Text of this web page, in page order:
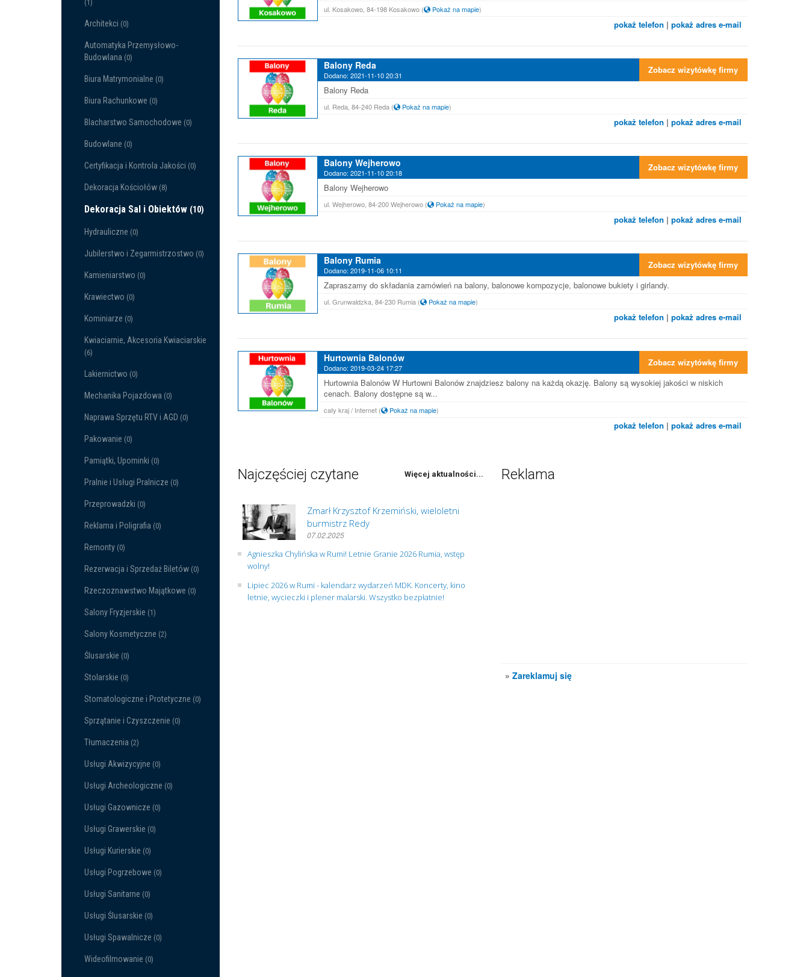
(1)
Architekci (0)
Automatyka Przemysłowo-
Budowlana (0)
Biura Matrymonialne (0)
Biura Rachunkowe (0)
Blacharstwo Samochodowe (0)
Budowlane (0)
Certyfikacja i Kontrola Jakości (0)
Dekoracja Kościołów (8)
Dekoracja Sal i Obiektów (10)
Hydrauliczne (0)
Jubilerstwo i Zegarmistrzostwo (0)
Kamieniarstwo (0)
Krawiectwo (0)
Kominiarze (0)
Kwiaciarnie, Akcesoria Kwiaciarskie
(6)
Lakiernictwo (0)
Mechanika Pojazdowa (0)
Naprawa Sprzętu RTV i AGD (0)
Pakowanie (0)
Pamiątki, Upominki (0)
Pralnie i Usługi Pralnicze (0)
Przeprowadzki (0)
Reklama i Poligrafia (0)
Remonty (0)
Rezerwacja i Sprzedaż Biletów (0)
Rzeczoznawstwo Majątkowe (0)
Salony Fryzjerskie (1)
Salony Kosmetyczne (2)
Ślusarskie (0)
Stolarskie (0)
Stomatologiczne i Protetyczne (0)
Sprzątanie i Czyszczenie (0)
Tłumaczenia (2)
Usługi Akwizycyjne (0)
Usługi Archeologiczne (0)
Usługi Gazownicze (0)
Usługi Grawerskie (0)
Usługi Kurierskie (0)
Usługi Pogrzebowe (0)
Usługi Sanitarne (0)
Usługi Ślusarskie (0)
Usługi Spawalnicze (0)
Wideofilmowanie (0)
ul. Kosakowo, 84-198 Kosakowo ( Pokaż na mapie)
pokaż telefon | pokaż adres e-mail
Balony Reda
Dodano: 2021-11-10 20:31
Zobacz wizytówkę firmy
Balony Reda
ul. Reda, 84-240 Reda ( Pokaż na mapie)
pokaż telefon | pokaż adres e-mail
Balony Wejherowo
Dodano: 2021-11-10 20:18
Zobacz wizytówkę firmy
Balony Wejherowo
ul. Wejherowo, 84-200 Wejherowo ( Pokaż na mapie)
pokaż telefon | pokaż adres e-mail
Balony Rumia
Dodano: 2019-11-06 10:11
Zobacz wizytówkę firmy
Zapraszamy do składania zamówień na balony, balonowe kompozycje, balonowe bukiety i girlandy.
ul. Grunwaldzka, 84-230 Rumia ( Pokaż na mapie)
pokaż telefon | pokaż adres e-mail
Hurtownia Balonów
Dodano: 2019-03-24 17:27
Zobacz wizytówkę firmy
Hurtownia Balonów W Hurtowni Balonów znajdziesz balony na każdą okazję. Balony są wysokiej jakości w niskich
cenach. Balony dostępne są w...
cały kraj / Internet ( Pokaż na mapie)
pokaż telefon | pokaż adres e-mail
Najczęściej czytane Więcej aktualności...
Zmarł Krzysztof Krzemiński, wieloletni
burmistrz Redy
07.02.2025
Agnieszka Chylińska w Rumi! Letnie Granie 2026 Rumia, wstęp
wolny!
Lipiec 2026 w Rumi - kalendarz wydarzeń MDK. Koncerty, kino
letnie, wycieczki i plener malarski. Wszystko bezpłatnie!
Reklama
»Zareklamuj się